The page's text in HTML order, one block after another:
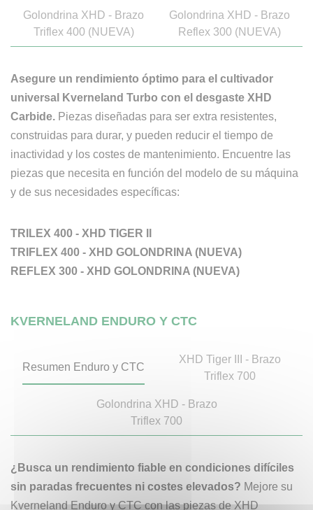
Golondrina XHD - Brazo
Triflex 400 (NUEVA)
Golondrina XHD - Brazo
Reflex 300 (NUEVA)
Asegure un rendimiento óptimo para el cultivador
universal Kverneland Turbo con el desgaste XHD
Carbide. Piezas diseñadas para ser extra resistentes,
construidas para durar, y pueden reducir el tiempo de
inactividad y los costes de mantenimiento. Encuentre las
piezas que necesita en función del modelo de su máquina
y de sus necesidades específicas:
TRILEX 400 - XHD TIGER II
TRIFLEX 400 - XHD GOLONDRINA (NUEVA)
REFLEX 300 - XHD GOLONDRINA (NUEVA)
KVERNELAND ENDURO Y CTC
Resumen Enduro y CTC
XHD Tiger III - Brazo
Triflex 700
Golondrina XHD - Brazo
Triflex 700
¿Busca un rendimiento fiable en condiciones difíciles
sin paradas frecuentes ni costes elevados? Mejore su
Kverneland Enduro y CTC con las piezas de XHD